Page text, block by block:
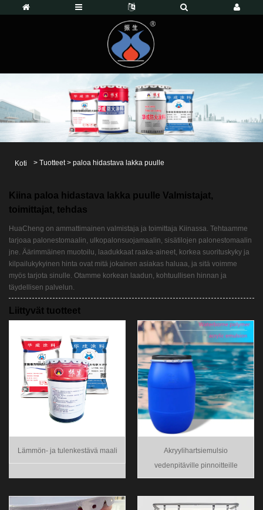
Koti > Tuotteet > paloa hidastava lakka puulle
Kiina paloa hidastava lakka puulle Valmistajat,
toimittajat, tehdas
HuaCheng on ammattimainen valmistaja ja toimittaja Kiinassa. Tehtaamme
tarjoaa palonestomaalin, ulkopalonsuojamaalin, sisätilojen palonestomaalin
jne. Äärimmäinen muotoilu, laadukkaat raaka-aineet, korkea suorituskyky ja
kilpailukykyinen hinta ovat mitä jokainen asiakas haluaa, ja sitä voimme
myös tarjota sinulle. Otamme korkean laadun, kohtuullisen hinnan ja
täydellisen palvelun.
Liittyvät tuotteet
Lämmön- ja tulenkestävä maali
Akryylihartsiemulsio
vedenpitäville pinnoitteille